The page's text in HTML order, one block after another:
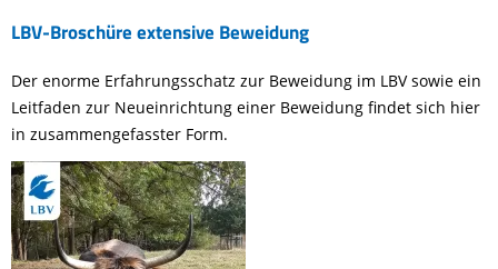
LBV-Broschüre extensive Beweidung
Der enorme Erfahrungsschatz zur Beweidung im LBV sowie ein
Leitfaden zur Neueinrichtung einer Beweidung findet sich hier
in zusammengefasster Form.